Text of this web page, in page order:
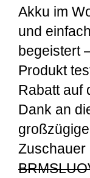
Akku im
und
begeistert
Produkt
Rabatt auf
Dank an
Zuschauer